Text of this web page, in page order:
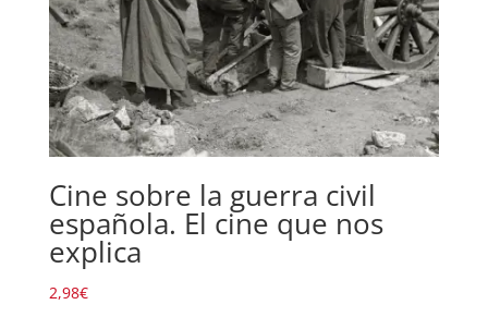
Cine sobre la guerra civil
española. El cine que nos
explica
2,98€